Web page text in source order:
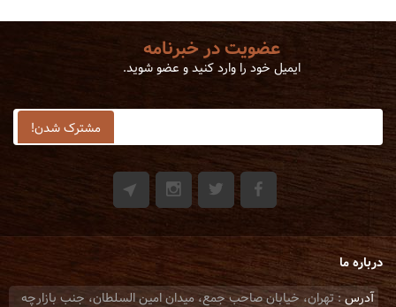
عضویت در خبرنامه
ایمیل خود را وارد کنید و عضو شوید.
درباره ما
آدرس: تهران، خيابان صاحب جمع، ميدان امين السلطان، جنب بازارچه